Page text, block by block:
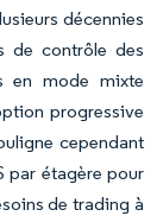
décennies
de contrôle des
en mode mixte
progressive
cependant
par étagère pour
de trading à